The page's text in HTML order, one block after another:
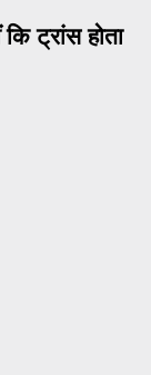
ट्रांस होता